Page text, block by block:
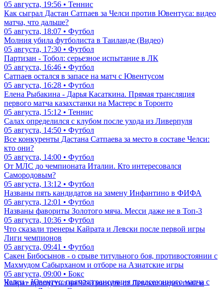
05 августа, 19:56 • Теннис
Как сыграл Дастан Сатпаев за Челси против Ювентуса: видео
матча, что дальше?
05 августа, 18:07 • Футбол
Молния убила футболиста в Таиланде (Видео)
05 августа, 17:30 • Футбол
Партизан - Тобол: серьезное испытание в ЛК
05 августа, 16:46 • Футбол
Сатпаев остался в запасе на матч с Ювентусом
05 августа, 16:28 • Футбол
Елена Рыбакина - Дарья Касаткина. Прямая трансляция
первого матча казахстанки на Мастерс в Торонто
05 августа, 15:12 • Теннис
Салах определился с клубом после ухода из Ливерпуля
05 августа, 14:50 • Футбол
Все конкуренты Дастана Сатпаева за место в составе Челси:
кто они?
05 августа, 14:00 • Футбол
От МЛС до чемпионата Италии. Кто интересовался
Самородовым?
05 августа, 13:12 • Футбол
Названы пять кандидатов на замену Инфантино в ФИФА
05 августа, 12:01 • Футбол
Названы фавориты Золотого мяча. Месси даже не в Топ-3
05 августа, 10:36 • Футбол
Что сказали тренеры Кайрата и Левски после первой игры
Лиги чемпионов
05 августа, 09:41 • Футбол
Сакен Бибосынов - о срыве титульного боя, противостоянии с
Махмудом Сабырханом и отборе на Азиатские игры
05 августа, 09:00 • Бокс
Кайрат пропустил на 92-й минуте от Левски: видео гола и
Челси - Ювентус: прямая трансляция предсезонного матча с